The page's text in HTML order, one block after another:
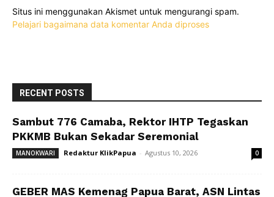
Situs ini menggunakan Akismet untuk mengurangi spam.
Pelajari bagaimana data komentar Anda diproses
RECENT POSTS
Sambut 776 Camaba, Rektor IHTP Tegaskan
PKKMB Bukan Sekadar Seremonial
MANOKWARI Redaktur KlikPapua - Agustus 10, 2026 0
GEBER MAS Kemenag Papua Barat, ASN Lintas